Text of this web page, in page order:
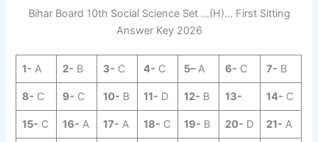
Bihar Board 10th Social Science Set …(H)… First Sitting
Answer Key 2026
1- A 2- B 3- C 4- C 5–A 6- C 7- B
8- C 9- C 10- B 11- D 12- B 13- 14- C
15- C 16- A 17- A 18- C 19- B 20- D 21- A